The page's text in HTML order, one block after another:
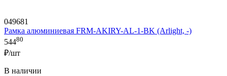
049681
Рамка алюминиевая FRM-AKIRY-AL-1-BK (Arlight, -)
54480
₽/шт
В наличии